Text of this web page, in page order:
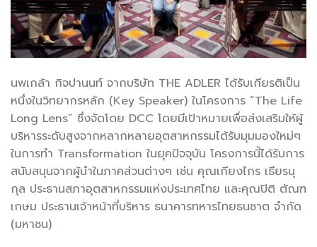
นพเกล้า กิจปานนท์ จากบริษัท THE ADLER ได้รับเกียรติเป็น
หนึ่งในวิทยากรหลัก (Key Speaker) ในโครงการ “The Life
Long Lens” ซึ่งจัดโดย DCC โดยมีเป้าหมายเพื่อส่งเสริมให้ผู้
บริหารระดับสูงจากหลากหลายอุตสาหกรรมได้รับมุมมองใหม่ๆ
ในการทำ Transformation ในยุคปัจจุบัน โครงการนี้ได้รับการ
สนับสนุนจากผู้นำในภาคส่วนต่างๆ เช่น คุณเกียงไกร เธียรนุ
กุล ประธานสภาอุตสาหกรรมแห่งประเทศไทย และคุณปิติ ตัณฑ
เกษม ประธานเจ้าหน้าที่บริหาร ธนาคารทหารไทยธนชาต จำกัด
(มหาชน)